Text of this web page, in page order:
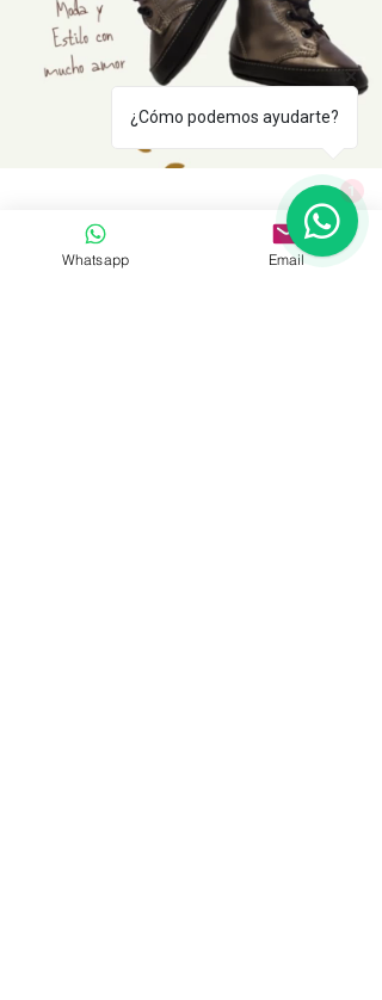
Fabriqué à León, Gto. Mexique
Whatsapp Email
¿Cómo podemos ayudarte?
1